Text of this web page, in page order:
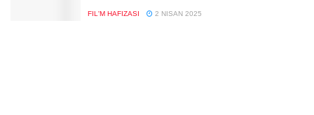
FIL'M HAFIZASI 2 NISAN 2025